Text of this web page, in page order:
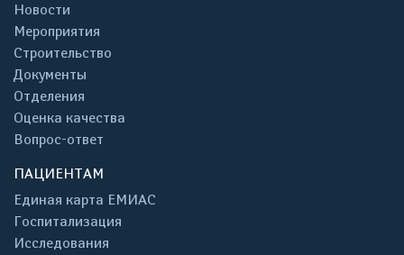
Новости
Мероприятия
Строительство
Документы
Отделения
Оценка качества
Вопрос-ответ
ПАЦИЕНТАМ
Единая карта ЕМИАС
Госпитализация
Исследования